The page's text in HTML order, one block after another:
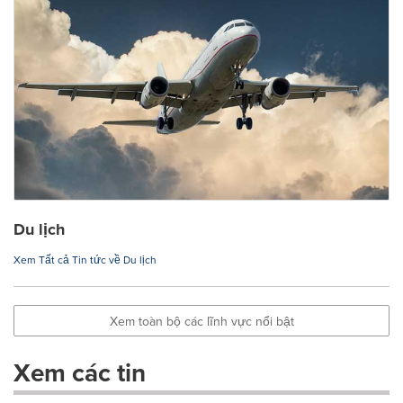
Du lịch
Xem Tất cả Tin tức về Du lịch
Xem toàn bộ các lĩnh vực nổi bật
Xem các tin